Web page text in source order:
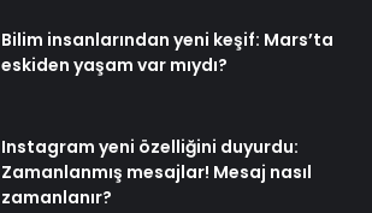
Bilim insanlarından yeni keşif: Mars’ta
eskiden yaşam var mıydı?
Instagram yeni özelliğini duyurdu:
Zamanlanmış mesajlar! Mesaj nasıl
zamanlanır?